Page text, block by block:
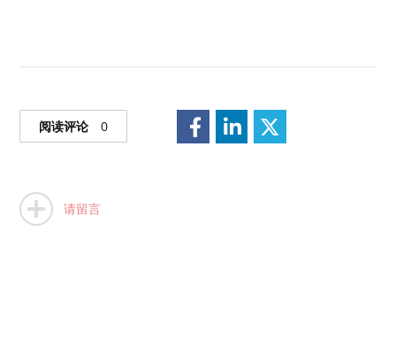
阅读评论 0
请留言